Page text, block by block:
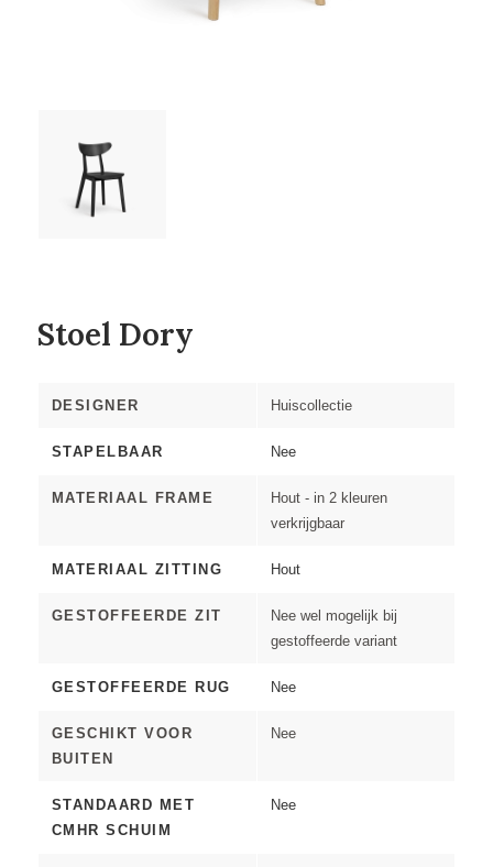
Stoel Dory
DESIGNER Huiscollectie
STAPELBAAR Nee
MATERIAAL FRAME
Hout - in 2 kleuren
verkrijgbaar
MATERIAAL ZITTING Hout
GESTOFFEERDE ZIT
Nee wel mogelijk bij
gestoffeerde variant
GESTOFFEERDE RUG Nee
GESCHIKT VOOR
BUITEN
Nee
STANDAARD MET
CMHR SCHUIM
Nee